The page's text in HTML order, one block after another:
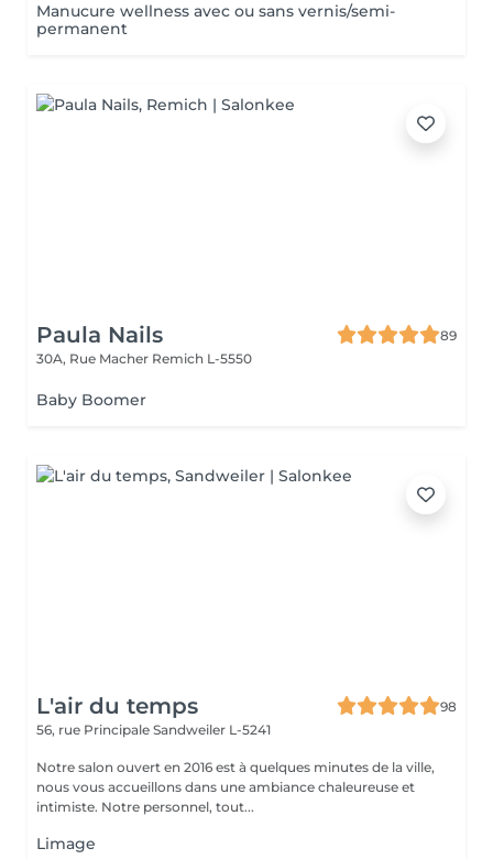
Manucure wellness avec ou sans vernis/semi-
permanent
Paula Nails
89
30A, Rue Macher Remich L-5550
Baby Boomer
L'air du temps
98
56, rue Principale Sandweiler L-5241
Notre salon ouvert en 2016 est à quelques minutes de la ville,
nous vous accueillons dans une ambiance chaleureuse et
intimiste. Notre personnel, tout...
Limage